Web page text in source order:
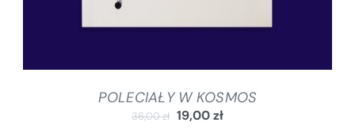
POLECIAŁY W KOSMOS
36,00zł 19,00zł